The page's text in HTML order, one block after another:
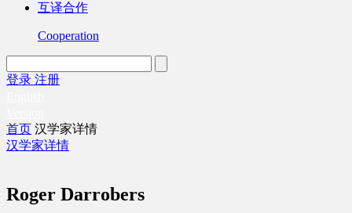
互译合作
Cooperation
登录 注册
首页 汉学家详情
汉学家详情
Roger Darrobers